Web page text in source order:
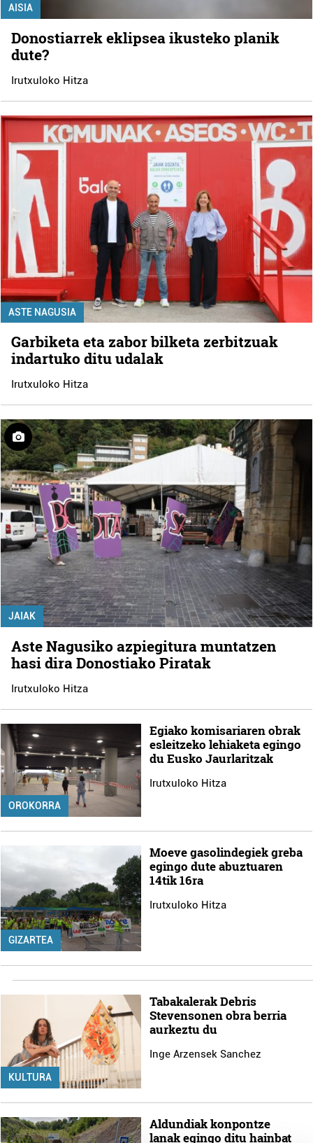
AISIA
Donostiarrek eklipsea ikusteko planik
dute?
Irutxuloko Hitza
ASTE NAGUSIA
Garbiketa eta zabor bilketa zerbitzuak
indartuko ditu udalak
Irutxuloko Hitza
JAIAK
Aste Nagusiko azpiegitura muntatzen
hasi dira Donostiako Piratak
Irutxuloko Hitza
OROKORRA
Egiako komisariaren obrak
esleitzeko lehiaketa egingo
du Eusko Jaurlaritzak
Irutxuloko Hitza
GIZARTEA
Moeve gasolindegiek greba
egingo dute abuztuaren
14tik 16ra
Irutxuloko Hitza
KULTURA
Tabakalerak Debris
Stevensonen obra berria
aurkeztu du
Inge Arzensek Sanchez
Aldundiak konpontze
lanak egingo ditu hainbat